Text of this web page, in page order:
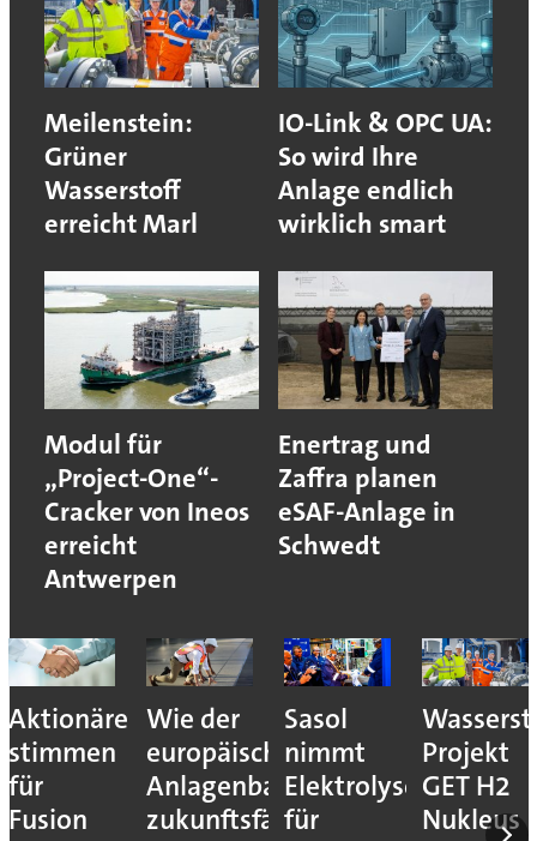
Meilenstein:
Grüner
Wasserstoff
erreicht Marl
IO-Link & OPC UA:
So wird Ihre
Anlage endlich
wirklich smart
Modul für
„Project-One“-
Cracker von Ineos
erreicht
Antwerpen
Enertrag und
Zaffra planen
eSAF-Anlage in
Schwedt
Aktionäre
stimmen
für
Fusion
Wie der
europäische
Anlagenbau
zukunftsfähig
Sasol
nimmt
Elektrolyseur
für
Projekt
GET H2
Nukleus